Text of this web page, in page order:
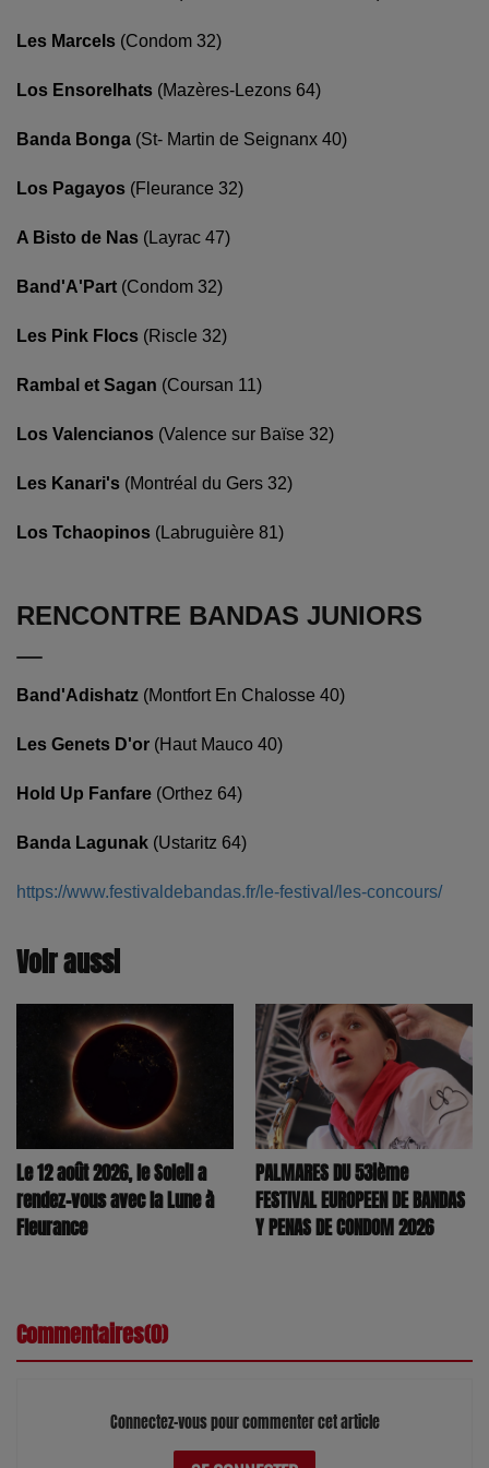
Les Marcels (Condom 32)
Los Ensorelhats (Mazères-Lezons 64)
Banda Bonga (St- Martin de Seignanx 40)
Los Pagayos (Fleurance 32)
A Bisto de Nas (Layrac 47)
Band'A'Part (Condom 32)
Les Pink Flocs (Riscle 32)
Rambal et Sagan (Coursan 11)
Los Valencianos (Valence sur Baïse 32)
Les Kanari's (Montréal du Gers 32)
Los Tchaopinos (Labruguière 81)
RENCONTRE BANDAS JUNIORS
Band'Adishatz (Montfort En Chalosse 40)
Les Genets D'or (Haut Mauco 40)
Hold Up Fanfare (Orthez 64)
Banda Lagunak (Ustaritz 64)
https://www.festivaldebandas.fr/le-festival/les-concours/
Voir aussi
Le 12 août 2026, le Soleil a
rendez-vous avec la Lune à
Fleurance
PALMARES DU 53ième
FESTIVAL EUROPEEN DE BANDAS
Y PENAS DE CONDOM 2026
Commentaires(0)
Connectez-vous pour commenter cet article